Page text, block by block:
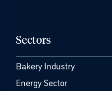
Sectors
Bakery Industry
Energy Sector